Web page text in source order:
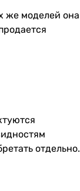
же моделей она
отдельно.